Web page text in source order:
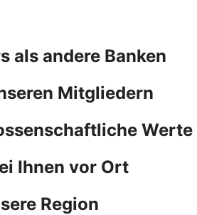
als andere Banken
Mitgliedern
Werte
Ihnen vor Ort
Region